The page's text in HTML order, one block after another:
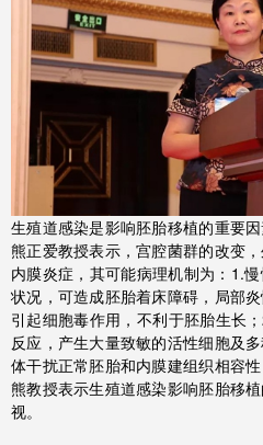
生殖道感染是影响胚胎移植的重要
熊正爱教授表示，宫腔菌群的改变
内膜炎症，其可能病理机制为：1.
状况，可造成胚胎着床障碍，局部
引起细胞毒作用，不利于胚胎生长
反应，产生大量致敏的活性细胞及
体干扰正常胚胎和内膜建组织相容
熊教授表示生殖道感染影响胚胎移
视。